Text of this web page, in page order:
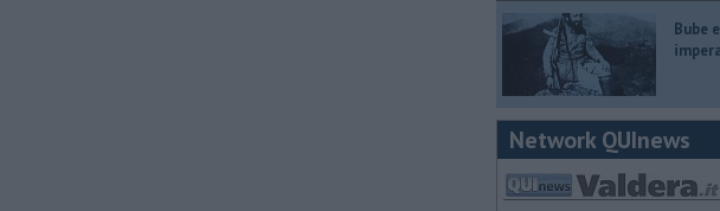
​Bube
Network QUInews